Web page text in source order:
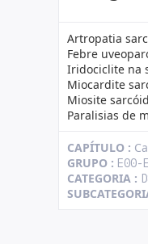
Artropatia
Febre
Iridociclite na
Miocardite
Miosite
Paralisias de
CAPÍTULO :
GRUPO : E00-
CATEGORIA :